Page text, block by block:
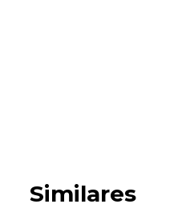
Similares